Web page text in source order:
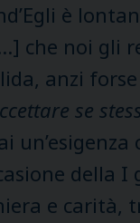
è
che noi
anzi
se
e carità,